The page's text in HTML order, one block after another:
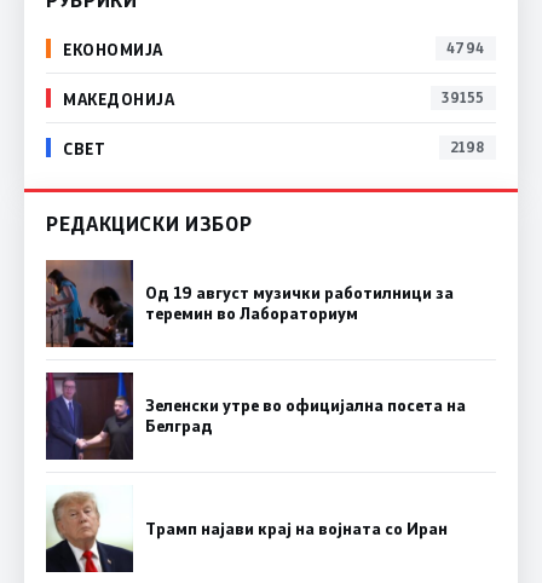
ЕКОНОМИЈА 4794
МАКЕДОНИЈА 39155
СВЕТ 2198
РЕДАКЦИСКИ ИЗБОР
Од 19 август музички работилници за
теремин во Лабораториум
Зеленски утре во официјална посета на
Белград
Трамп најави крај на војната со Иран